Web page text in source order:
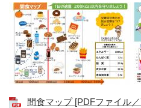
間食マップ [PDFファイル